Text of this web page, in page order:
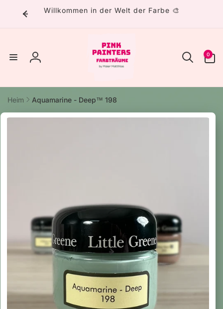
Inhalt
Willkommen in der Welt der Farbe 🎨
Einloggen
0
Artikel
Heim Aquamarine - Deep™ 198